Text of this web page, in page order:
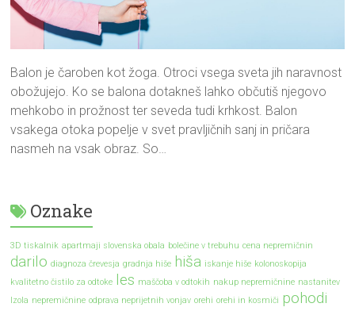
Balon je čaroben kot žoga. Otroci vsega sveta jih naravnost
obožujejo. Ko se balona dotakneš lahko občutiš njegovo
mehkobo in prožnost ter seveda tudi krhkost. Balon
vsakega otoka popelje v svet pravljičnih sanj in pričara
nasmeh na vsak obraz. So…
Oznake
3D tiskalnik apartmaji slovenska obala bolečine v trebuhu cena nepremičnin
darilo diagnoza črevesja gradnja hiše hiša iskanje hiše kolonoskopija
kvalitetno čistilo za odtoke les maščoba v odtokih nakup nepremičnine nastanitev
Izola nepremičnine odprava neprijetnih vonjav orehi orehi in kosmiči pohodi